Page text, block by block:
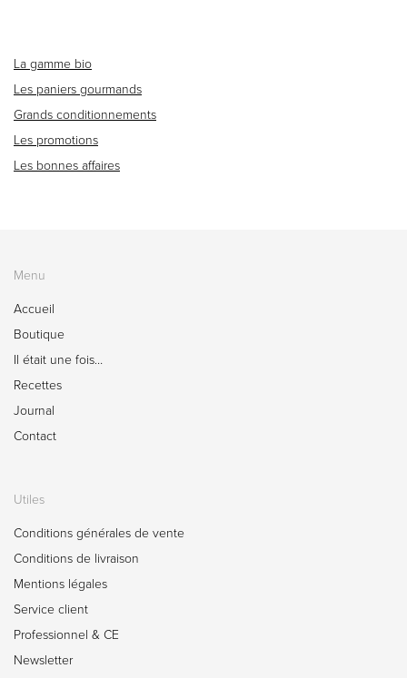
La gamme bio
Les paniers gourmands
Grands conditionnements
Les promotions
Les bonnes affaires
Menu
Accueil
Boutique
Il était une fois…
Recettes
Journal
Contact
Utiles
Conditions générales de vente
Conditions de livraison
Mentions légales
Service client
Professionnel & CE
Newsletter